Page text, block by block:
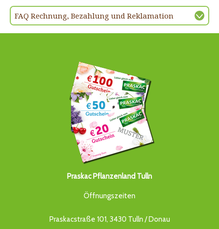
FAQ Rechnung, Bezahlung und Reklamation
Praskac Pflanzenland Tulln
Öffnungszeiten
Praskacstraße 101, 3430 Tulln / Donau